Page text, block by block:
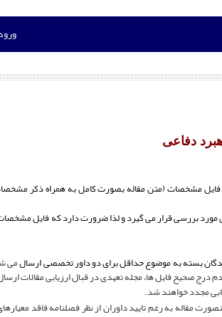
دفاعی
فایل مشخصات (متن مقاله بصورت کامل به همراه ذکر
مورد بررسی قرار می گیرد و لذا ضرورت دارد که فایل
می
صحیح فایل ها، مجله تعهدی در قبال ارزیابی مقالات
مقاله به رغم تایید داوران از نظر فصلنامه فاقد